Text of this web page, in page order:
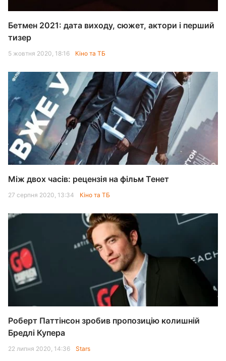
Бетмен 2021: дата виходу, сюжет, актори і перший
тизер
5 жовтня 2020, 18:16 Кіно та ТБ
Між двох часів: рецензія на фільм Тенет
27 серпня 2020, 13:34 Кіно та ТБ
Роберт Паттінсон зробив пропозицію колишній
Бредлі Купера
22 липня 2020, 14:36 Stars